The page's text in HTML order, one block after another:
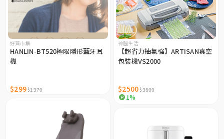
好買市集
HANLIN-BT520極限隱形藍牙耳
機
$299$1370
神腦生活
【超省力抽氣強】ARTISAN真空
包裝機VS2000
$2500$3800
1%